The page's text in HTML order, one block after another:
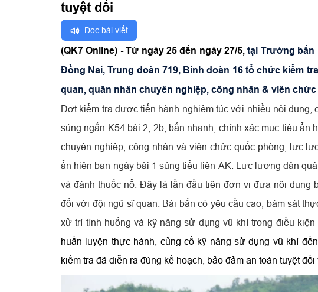
tuyệt đối
Đọc bài viết
(QK7 Online) - Từ ngày 25 đến ngày 27/5, tại Trường bắn
Đồng Nai, Trung đoàn 719, Binh đoàn 16 tổ chức kiểm
quan, quân nhân chuyên nghiệp, công nhân & viên
Đợt kiểm tra được tiến hành nghiêm túc với nhiều nội dung,
súng ngắn K54 bài 2, 2b; bắn nhanh, chính xác mục tiêu
chuyên nghiệp, công nhân và viên chức quốc phòng, lực
ẩn hiện ban ngày bài 1 súng tiểu liên AK. Lực lượng dân
và đánh thuốc nổ. Đây là lần đầu tiên đơn vị đưa nội dung
đối với đội ngũ sĩ quan. Bài bắn có yêu cầu cao, bám sát
xử trí tình huống và kỹ năng sử dụng vũ khí trong điều kiện
huấn luyện thực hành, củng cố kỹ năng sử dụng vũ khí
kiểm tra đã diễn ra đúng kế hoạch, bảo đảm an toàn tuyệt